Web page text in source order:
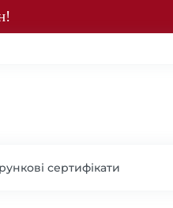
сертифікати